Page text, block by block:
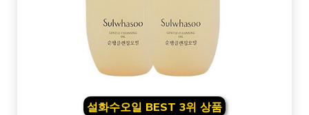
설화수오일 BEST 3위 상품